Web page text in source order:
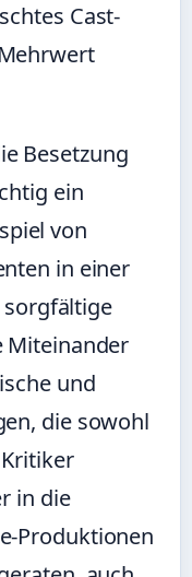
Cast-
Besetzung
ein
von
in einer
sorgfältige
Miteinander
und
die sowohl
in die
Produktionen